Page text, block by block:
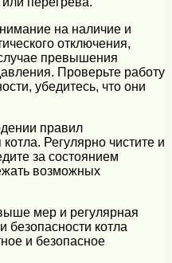
на наличие и
отключения,
превышения
Проверьте работу
убедитесь, что они
правил
Регулярно чистите и
за состоянием
возможных
мер и регулярная
безопасности котла
и безопасное